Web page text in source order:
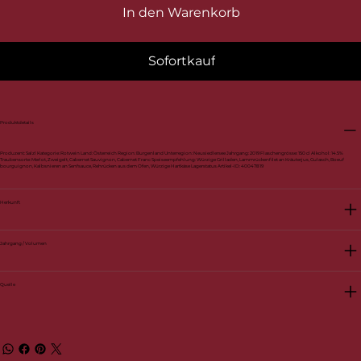
In den Warenkorb
Sofortkauf
Produktdetails
Produzent: Salzl Kategorie: Rotwein Land: Österreich Region: Burgenland Unterregion: Neusiedlersee Jahrgang: 2019 Flaschengrösse: 150 cl Alkohol: 14.5%
Traubensorte: Merlot, Zweigelt, Cabernet Sauvignon, Cabernet Franc Speiseempfehlung: Würzige Grilladen, Lammrückenfilet an Kräuterjus, Gulasch, Boeuf
bourguignon, Kalbsnieren an Senfsauce, Rehrücken aus dem Ofen, Würzige Hartkäse Lagerstatus Artikel-ID: 40047819
Herkunft
Jahrgang / Volumen
Quelle